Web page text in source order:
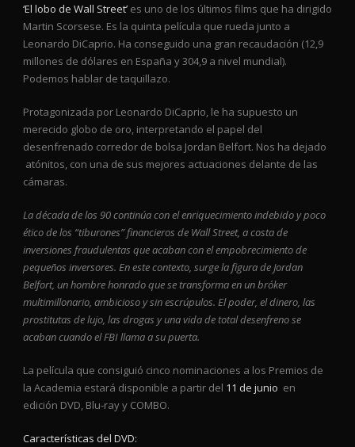
‘El lobo de Wall Street’ es uno de los últimos films que ha dirigido
Martin Scorsese. Es la quinta película que rueda junto a
Leonardo DiCaprio. Ha conseguido una gran recaudación (12,9
millones de dólares en España y 304,9 a nivel mundial).
Podemos hablar de taquillazo.
Protagonizada por Leonardo DiCaprio, le ha supuesto un
merecido globo de oro, interpretando el papel del
desenfrenado corredor de bolsa Jordan Belfort. Nos ha dejado
atónitos, con una de sus mejores actuaciones delante de las
cámaras.
La década de los 90 continúa con el enriquecimiento indebido y poco
ético de los “tiburones” financieros de Wall Street, a costa de
inversiones fraudulentas que acaban con el empobrecimiento de
pequeños inversores. En este contexto, surge la figura de Jordan
Belfort, un hombre honrado que se transforma en un bróker
multimillonario, ambicioso y sin escrúpulos. El poder, el dinero, las
prostitutas de lujo, las drogas y una vida de total desenfreno se
acaban cuando el FBI llama a su puerta.
La película que consiguió cinco nominaciones a los Premios de
la Academia estará disponible a partir del 11 de junio en
edición DVD, Blu-ray y COMBO.
Características del DVD: